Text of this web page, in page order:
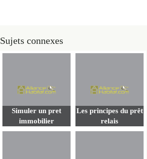
Sujets connexes
Simuler un pret
immobilier
Les principes du prêt
relais